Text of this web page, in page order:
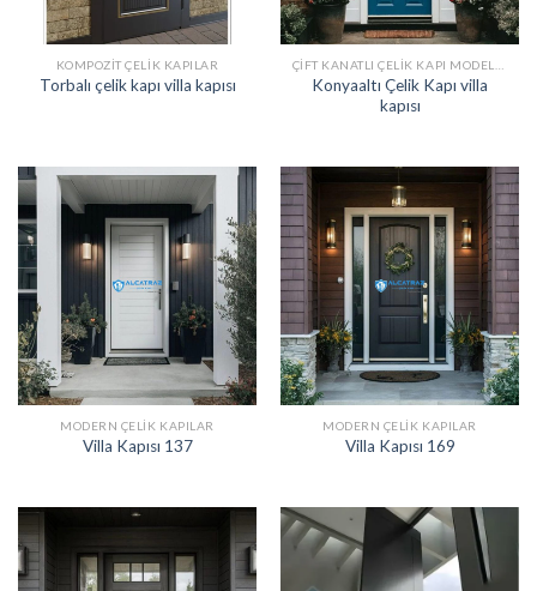
KOMPOZIT ÇELIK KAPILAR
Torbalı çelik kapı villa kapısı
Konyaaltı Çelik Kapı villa
kapısı
MODERN ÇELIK KAPILAR
Villa Kapısı 137
MODERN ÇELIK KAPILAR
Villa Kapısı 169